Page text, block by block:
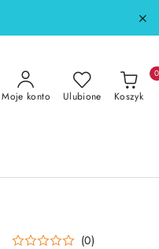
Moje konto Ulubione Koszyk
0
(0)